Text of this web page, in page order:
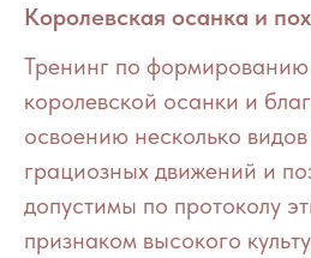
Королевская осанка и
Тренинг по
королевской осанки и
освоению несколько
грациозных движений и
допустимы по протоколу
признаком высокого